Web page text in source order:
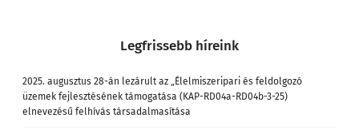
Legfrissebb híreink
2025. augusztus 28-án lezárult az „Élelmiszeripari és feldolgozó
üzemek fejlesztésének támogatása (KAP-RD04a-RD04b-3-25)
elnevezésű felhívás társadalmasítása